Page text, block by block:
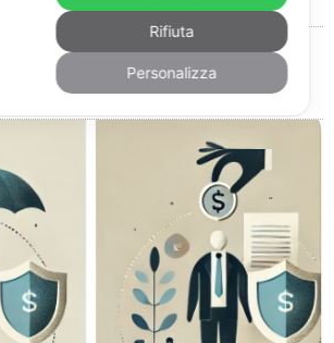
Monardo
10:42
Nessun commento
Rifiuta
Personalizza